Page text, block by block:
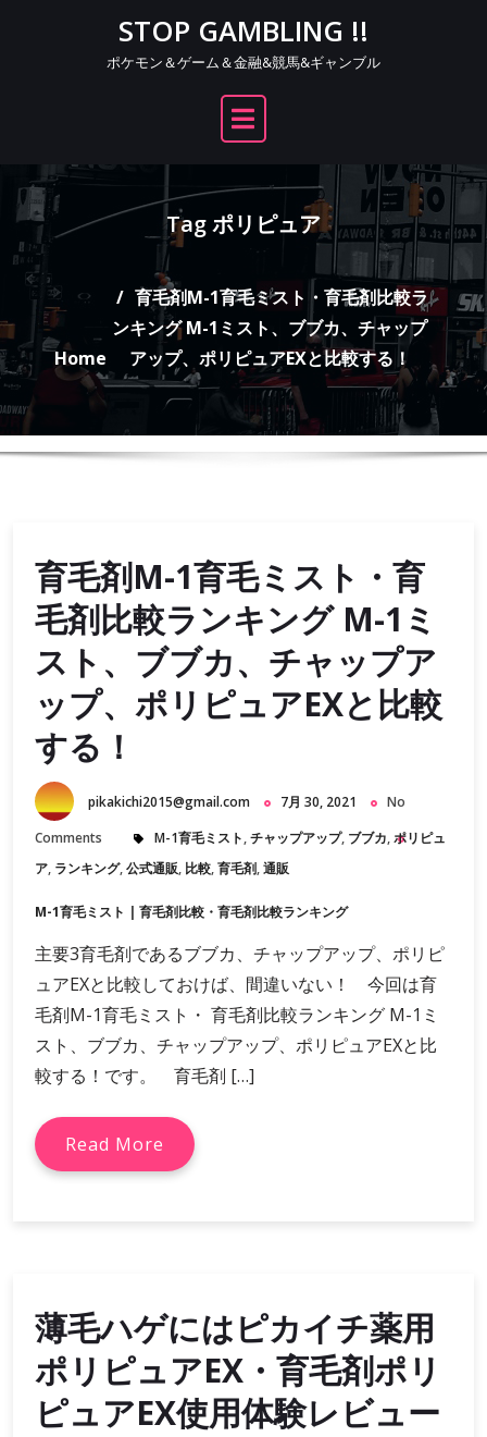
STOP GAMBLING !!
ポケモン＆ゲーム＆金融&競馬&ギャンブル
Tag ポリピュア
Home
育毛剤M-1育毛ミスト・育毛剤比較ラ
ンキング M-1ミスト、ブブカ、チャップ
アップ、ポリピュアEXと比較する！
育毛剤M-1育毛ミスト・育
毛剤比較ランキング M-1ミ
スト、ブブカ、チャップア
ップ、ポリピュアEXと比較
する！
pikakichi2015@gmail.com 7月 30, 2021
No
Comments
M-1育毛ミスト,チャップアップ, ブブカ,ポリピュ
ア, ランキング,公式通販, 比較,育毛剤,通販
M-1育毛ミスト | 育毛剤比較・育毛剤比較ランキング
主要3育毛剤であるブブカ、チャップアップ、ポリピ
ュアEXと比較しておけば、間違いない！ 今回は育
毛剤M-1育毛ミスト・ 育毛剤比較ランキング M-1ミ
スト、ブブカ、チャップアップ、ポリピュアEXと比
較する！です。 育毛剤 […]
Read More
薄毛ハゲにはピカイチ薬用
ポリピュアEX・育毛剤ポリ
ピュアEX使用体験レビュー